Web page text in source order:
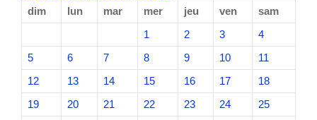
dim
lun mar mer jeu ven
sam
1
2 3
4
5
6 7 8 9 10
11
12
13 14 15 16 17
18
19
20 21 22 23 24
25